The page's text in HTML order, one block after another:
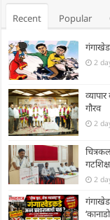
Recent Popular
2
गौरव
2
2